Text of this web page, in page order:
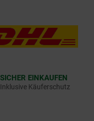
SICHER EINKAUFEN
Inklusive Käuferschutz